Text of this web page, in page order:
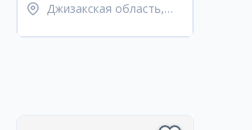
Джизакская область,